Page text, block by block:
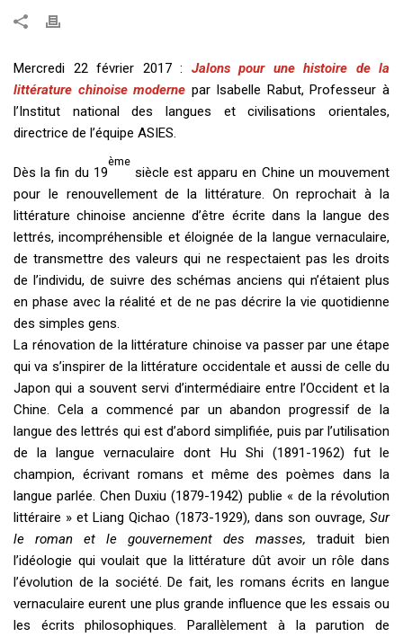
Mercredi 22 février 2017 : Jalons pour une histoire de la
littérature chinoise moderne par Isabelle Rabut, Professeur à
l’Institut national des langues et civilisations orientales,
directrice de l’équipe ASIES.
Dès la fin du 19
ème
siècle est apparu en Chine un mouvement
pour le renouvellement de la littérature. On reprochait à la
littérature chinoise ancienne d’être écrite dans la langue des
lettrés, incompréhensible et éloignée de la langue vernaculaire,
de transmettre des valeurs qui ne respectaient pas les droits
de l’individu, de suivre des schémas anciens qui n’étaient plus
en phase avec la réalité et de ne pas décrire la vie quotidienne
des simples gens.
La rénovation de la littérature chinoise va passer par une étape
qui va s’inspirer de la littérature occidentale et aussi de celle du
Japon qui a souvent servi d’intermédiaire entre l’Occident et la
Chine. Cela a commencé par un abandon progressif de la
langue des lettrés qui est d’abord simplifiée, puis par l’utilisation
de la langue vernaculaire dont Hu Shi (1891-1962) fut le
champion, écrivant romans et même des poèmes dans la
langue parlée. Chen Duxiu (1879-1942) publie « de la révolution
littéraire » et Liang Qichao (1873-1929), dans son ouvrage, Sur
le roman et le gouvernement des masses, traduit bien
l’idéologie qui voulait que la littérature dût avoir un rôle dans
l’évolution de la société. De fait, les romans écrits en langue
vernaculaire eurent une plus grande influence que les essais ou
les écrits philosophiques. Parallèlement à la parution de